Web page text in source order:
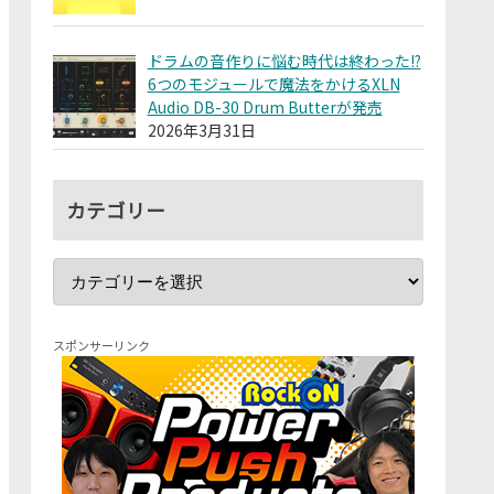
ドラムの音作りに悩む時代は終わった!?
6つのモジュールで魔法をかけるXLN
Audio DB-30 Drum Butterが発売
2026年3月31日
カテゴリー
スポンサーリンク